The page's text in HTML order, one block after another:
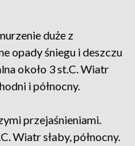
duże z
opady śniegu i deszczu
około 3 st.C. Wiatr
i północny.
przejaśnieniami.
Wiatr słaby, północny.